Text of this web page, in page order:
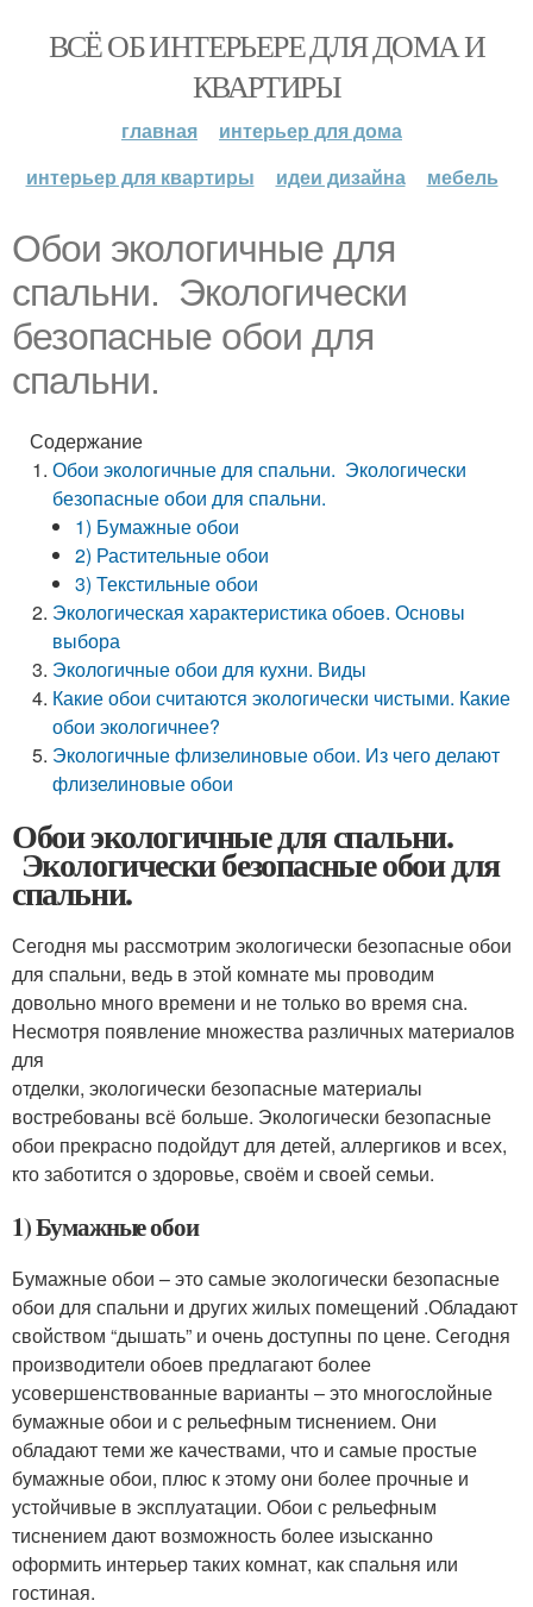
ВСЁ ОБ ИНТЕРЬЕРЕ ДЛЯ ДОМА И
КВАРТИРЫ
главная
интерьер для дома
интерьер для квартиры
идеи дизайна мебель
Обои экологичные для
спальни. Экологически
безопасные обои для
спальни.
Содержание
Обои экологичные для спальни. Экологически
безопасные обои для спальни.
1) Бумажные обои
2) Растительные обои
3) Текстильные обои
Экологическая характеристика обоев. Основы
выбора
Экологичные обои для кухни. Виды
Какие обои считаются экологически чистыми. Какие
обои экологичнее?
Экологичные флизелиновые обои. Из чего делают
флизелиновые обои
Обои экологичные для спальни.
Экологически безопасные обои для
спальни.
Сегодня мы рассмотрим экологически безопасные обои
для спальни, ведь в этой комнате мы проводим
довольно много времени и не только во время сна.
Несмотря появление множества различных материалов
для
отделки, экологически безопасные материалы
востребованы всё больше. Экологически безопасные
обои прекрасно подойдут для детей, аллергиков и всех,
кто заботится о здоровье, своём и своей семьи.
1) Бумажные обои
Бумажные обои – это самые экологически безопасные
обои для спальни и других жилых помещений .Обладают
свойством “дышать” и очень доступны по цене. Сегодня
производители обоев предлагают более
усовершенствованные варианты – это многослойные
бумажные обои и с рельефным тиснением. Они
обладают теми же качествами, что и самые простые
бумажные обои, плюс к этому они более прочные и
устойчивые в эксплуатации. Обои с рельефным
тиснением дают возможность более изысканно
оформить интерьер таких комнат, как спальня или
гостиная.